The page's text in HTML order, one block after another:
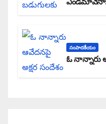
సంపాదకీయం
ఓ నాన్నారు